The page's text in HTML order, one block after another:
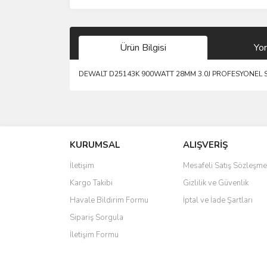
Ürün Bilgisi
DEWALT D25143K 900WATT 28MM 3.0J PROFESYONEL
Ürün resmi kalitesiz, bozuk veya görüntülenemiyor.
Ürün açıklamasında eksik bilgiler bulunuyor.
Ürün bilgilerinde hatalar bulunuyor.
Ürün fiyatı diğer sitelerden daha pahalı.
Bu ürüne benzer farklı alternatifler olmalı.
KURUMSAL
İletişim
Kargo Takibi
Havale Bildirim Formu
Sipariş Sorgula
İletişim Formu
ALIŞVERİŞ
Mesafeli Satış
Gizlilik ve Güvenlik
İptal ve İade Şartları